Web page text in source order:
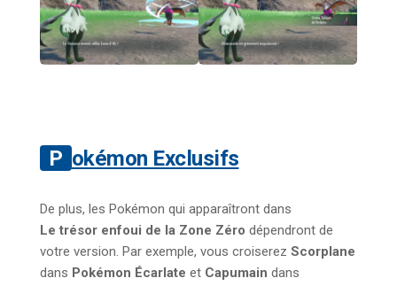
Pokémon Exclusifs
De plus, les Pokémon qui apparaîtront dans
Le trésor enfoui de la Zone Zéro dépendront de
votre version. Par exemple, vous croiserez Scorplane
dans Pokémon Écarlate et Capumain dans